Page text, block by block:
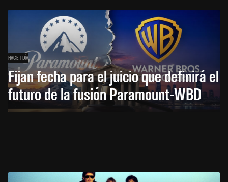
HACE 1 DÍA
Fijan fecha para el juicio que definirá el
futuro de la fusión Paramount-WBD